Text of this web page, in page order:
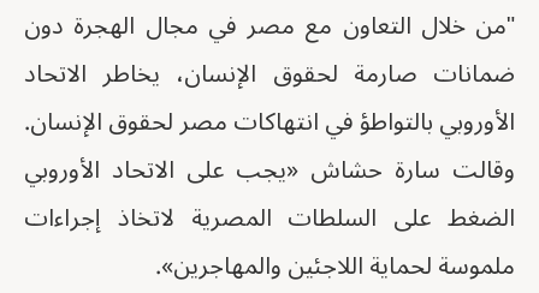
"من خلال التعاون مع مصر في مجال الهجرة دون
ضمانات صارمة لحقوق الإنسان، يخاطر الاتحاد
الأوروبي بالتواطؤ في انتهاكات مصر لحقوق الإنسان.
وقالت سارة حشاش «يجب على الاتحاد الأوروبي
الضغط على السلطات المصرية لاتخاذ إجراءات
ملموسة لحماية اللاجئين والمهاجرين».